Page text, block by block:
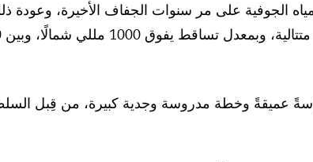
الجوفية على مر سنوات الجفاف الأخيرة، وعودة
عميقةً وخطة مدروسة وجدية كبيرة، من قِبل